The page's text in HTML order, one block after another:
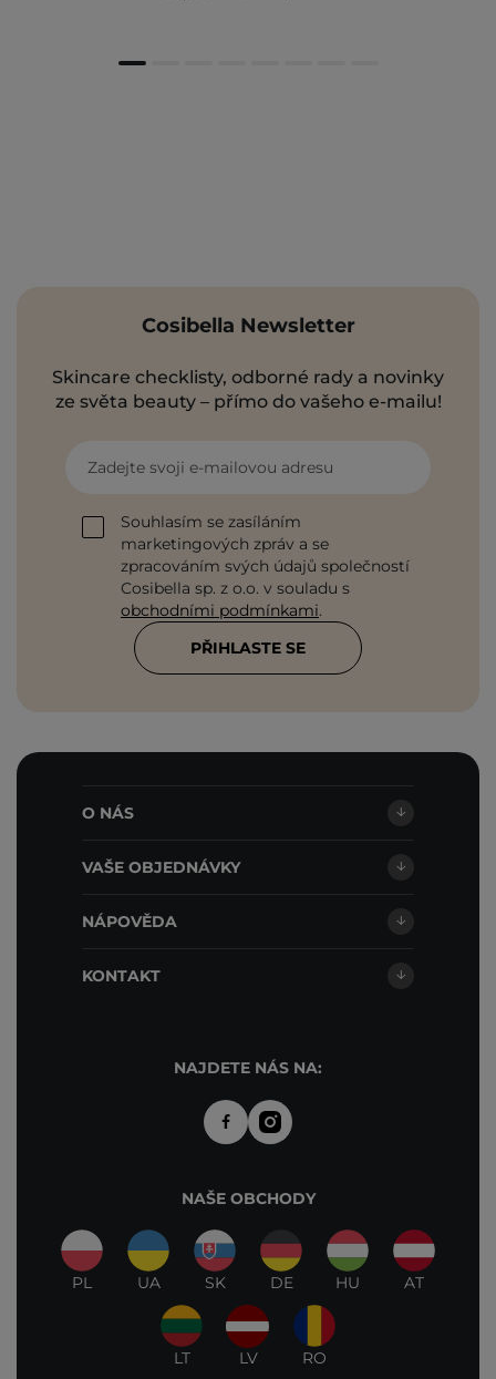
Cosibella Newsletter
Skincare checklisty, odborné rady a novinky
ze světa beauty – přímo do vašeho e-mailu!
Zadejte svoji e-mailovou adresu
Souhlasím se zasíláním
marketingových zpráv a se
zpracováním svých údajů společností
Cosibella sp. z o.o. v souladu s
obchodními podmínkami.
PŘIHLASTE SE
O NÁS
VAŠE OBJEDNÁVKY
NÁPOVĚDA
KONTAKT
NAJDETE NÁS NA: